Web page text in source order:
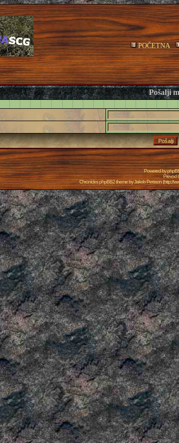
POČETNA
Pošalji
Powered by
Prevod
Chronicles phpBB2 theme byJakob Persson(http://